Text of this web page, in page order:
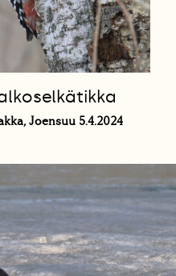
Joensuu 5.4.2024